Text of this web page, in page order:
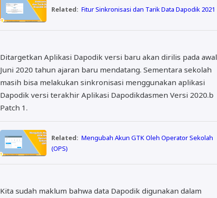
Related: Fitur Sinkronisasi dan Tarik Data Dapodik 2021
Ditargetkan Aplikasi Dapodik versi baru akan dirilis pada awal
Juni 2020 tahun ajaran baru mendatang. Sementara sekolah
masih bisa melakukan sinkronisasi menggunakan aplikasi
Dapodik versi terakhir Aplikasi Dapodikdasmen Versi 2020.b
Patch 1.
Related: Mengubah Akun GTK Oleh Operator Sekolah
(OPS)
Kita sudah maklum bahwa data Dapodik digunakan dalam